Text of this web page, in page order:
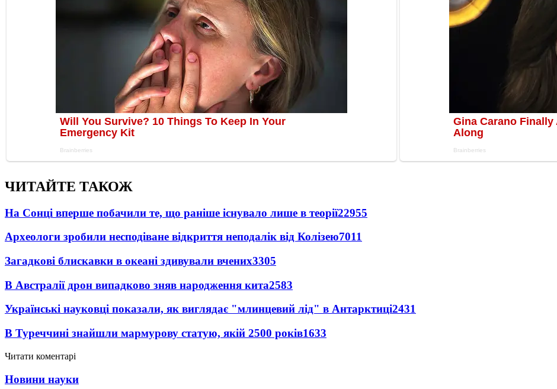
ЧИТАЙТЕ ТАКОЖ
На Сонці вперше побачили те, що раніше існувало лише в теорії22955
Археологи зробили несподіване відкриття неподалік від Колізею7011
Загадкові блискавки в океані здивували вчених3305
В Австралії дрон випадково зняв народження кита2583
Українські науковці показали, як виглядає "млинцевий лід" в Антарктиці2431
В Туреччині знайшли мармурову статую, якій 2500 років1633
Читати коментарі
Новини науки